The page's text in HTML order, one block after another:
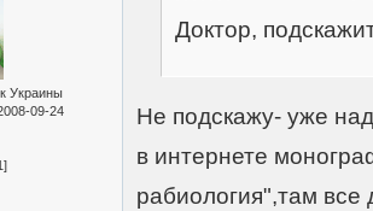
Украины
09-24
Доктор,
Не подскажу- уже
в интернете
рабиология",там все